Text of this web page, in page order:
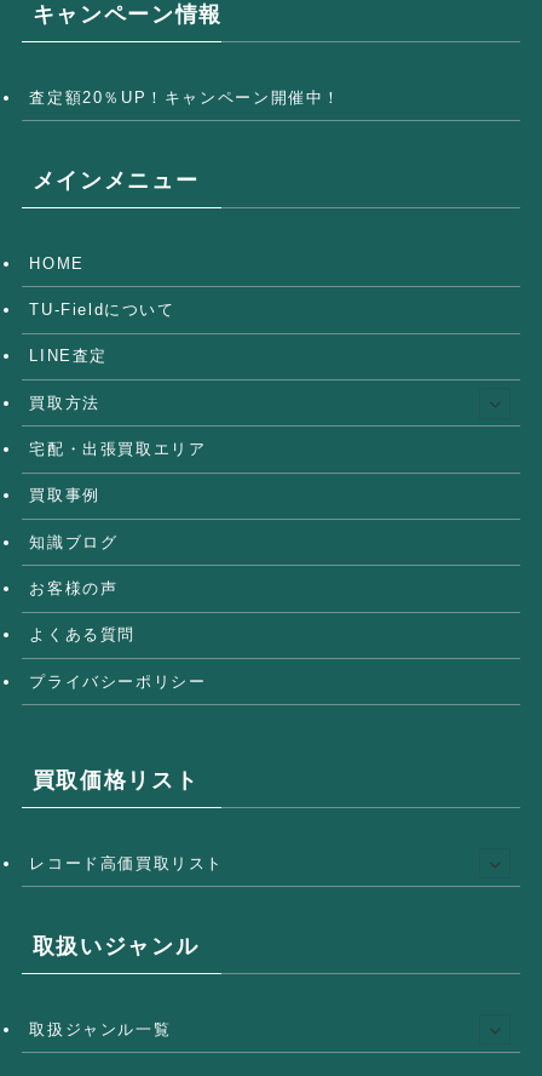
キャンペーン情報
査定額20％UP！キャンペーン開催中！
メインメニュー
HOME
TU-Fieldについて
LINE査定
買取方法
宅配・出張買取エリア
買取事例
知識ブログ
お客様の声
よくある質問
プライバシーポリシー
買取価格リスト
レコード高価買取リスト
取扱いジャンル
取扱ジャンル一覧